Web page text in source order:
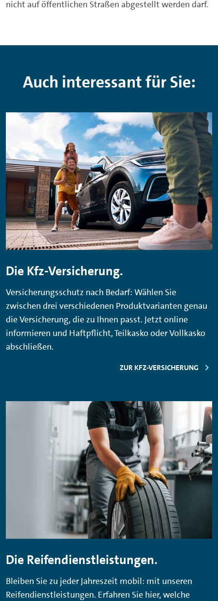
nicht auf öffentlichen Straßen abgestellt werden darf.
Auch interessant für Sie:
Die Kfz-Versicherung.
Versicherungsschutz nach Bedarf: Wählen Sie
zwischen drei verschiedenen Produktvarianten genau
die Versicherung, die zu Ihnen passt. Jetzt online
informieren und Haftpflicht, Teilkasko oder Vollkasko
abschließen.
ZUR KFZ-VERSICHERUNG
Die Reifendienstleistungen.
Bleiben Sie zu jeder Jahreszeit mobil: mit unseren
Reifendienstleistungen. Erfahren Sie hier, welche